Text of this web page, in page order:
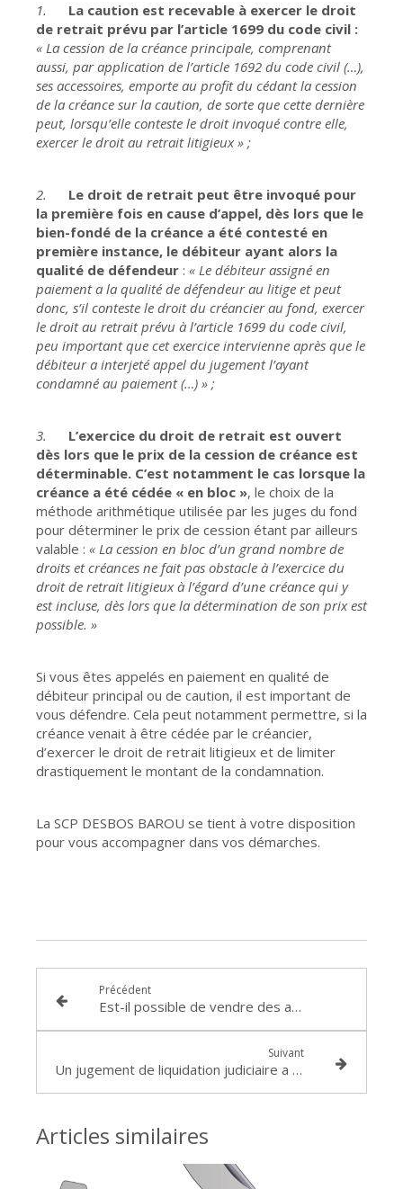
1. La caution est recevable à exercer le droit
de retrait prévu par l’article 1699 du code civil :
« La cession de la créance principale, comprenant
aussi, par application de l’article 1692 du code civil (…),
ses accessoires, emporte au profit du cédant la cession
de la créance sur la caution, de sorte que cette dernière
peut, lorsqu’elle conteste le droit invoqué contre elle,
exercer le droit au retrait litigieux » ;
2. Le droit de retrait peut être invoqué pour
la première fois en cause d’appel, dès lors que le
bien-fondé de la créance a été contesté en
première instance, le débiteur ayant alors la
qualité de défendeur : « Le débiteur assigné en
paiement a la qualité de défendeur au litige et peut
donc, s’il conteste le droit du créancier au fond, exercer
le droit au retrait prévu à l’article 1699 du code civil,
peu important que cet exercice intervienne après que le
débiteur a interjeté appel du jugement l’ayant
condamné au paiement (…) » ;
3. L’exercice du droit de retrait est ouvert
dès lors que le prix de la cession de créance est
déterminable. C’est notamment le cas lorsque la
créance a été cédée « en bloc », le choix de la
méthode arithmétique utilisée par les juges du fond
pour déterminer le prix de cession étant par ailleurs
valable : « La cession en bloc d’un grand nombre de
droits et créances ne fait pas obstacle à l’exercice du
droit de retrait litigieux à l’égard d’une créance qui y
est incluse, dès lors que la détermination de son prix est
possible. »
Si vous êtes appelés en paiement en qualité de
débiteur principal ou de caution, il est important de
vous défendre. Cela peut notamment permettre, si la
créance venait à être cédée par le créancier,
d’exercer le droit de retrait litigieux et de limiter
drastiquement le montant de la condamnation.
La SCP DESBOS BAROU se tient à votre disposition
pour vous accompagner dans vos démarches.
Précédent
Est-il possible de vendre des actifs durant la période d’observation d’un redressement judiciaire ?
Suivant
Un jugement de liquidation judiciaire a été prononcée à votre encontre : comment interjeter appel ?
Articles similaires